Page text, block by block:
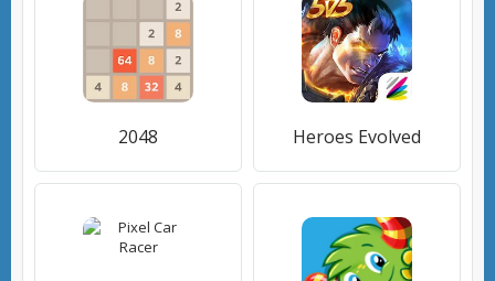
2048 Heroes Evolved